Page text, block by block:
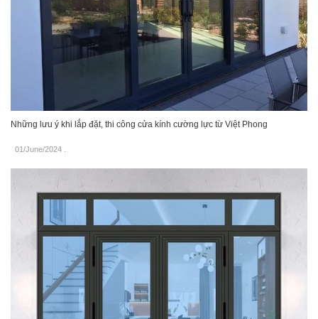
Những lưu ý khi lắp đặt, thi công cửa kính cường lực từ Việt Phong
01/June/2024